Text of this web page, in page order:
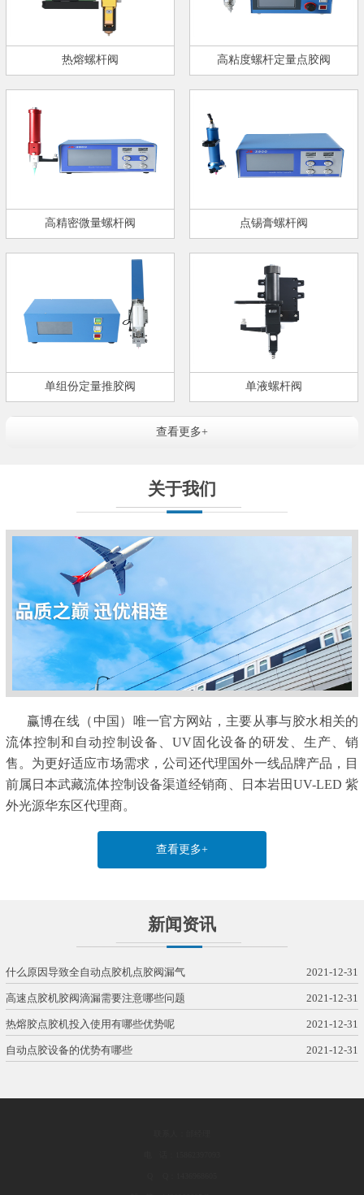
热熔螺杆阀 高粘度螺杆定量点胶阀
高精密微量螺杆阀 点锡膏螺杆阀
单组份定量推胶阀 单液螺杆阀
查看更多+
关于我们
赢博在线（中国）唯一官方网站，主要从事与胶水相关的
流体控制和自动控制设备、UV固化设备的研发、生产、销
售。为更好适应市场需求，公司还代理国外一线品牌产品，目
前属日本武藏流体控制设备渠道经销商、日本岩田UV-LED 紫
外光源华东区代理商。
查看更多+
新闻资讯
什么原因导致全自动点胶机点胶阀漏气 2021-12-31
高速点胶机胶阀滴漏需要注意哪些问题 2021-12-31
热熔胶点胶机投入使用有哪些优势呢 2021-12-31
自动点胶设备的优势有哪些 2021-12-31